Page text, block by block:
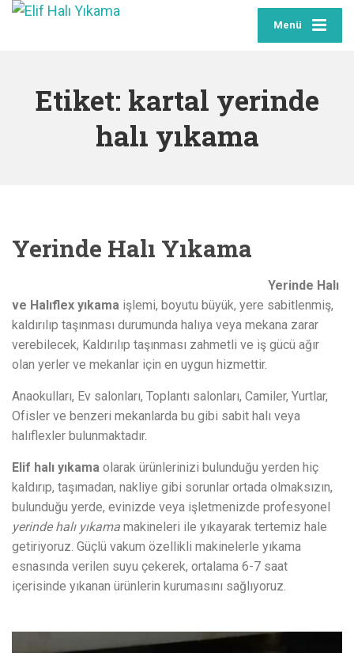
Menü
Etiket: kartal yerinde
halı yıkama
Yerinde Halı Yıkama
Yerinde Halı
ve Halıflex yıkama işlemi, boyutu büyük, yere sabitlenmiş,
kaldırılıp taşınması durumunda halıya veya mekana zarar
verebilecek, Kaldırılıp taşınması zahmetli ve iş gücü ağır
olan yerler ve mekanlar için en uygun hizmettir.
Anaokulları, Ev salonları, Toplantı salonları, Camiler, Yurtlar,
Ofisler ve benzeri mekanlarda bu gibi sabit halı veya
halıflexler bulunmaktadır.
Elif halı yıkama olarak ürünlerinizi bulunduğu yerden hiç
kaldırıp, taşımadan, nakliye gibi sorunlar ortada olmaksızın,
bulunduğu yerde, evinizde veya işletmenizde profesyonel
yerinde halı yıkama makineleri ile yıkayarak tertemiz hale
getiriyoruz. Güçlü vakum özellikli makinelerle yıkama
esnasında verilen suyu çekerek, ortalama 6-7 saat
içerisinde yıkanan ürünlerin kurumasını sağlıyoruz.